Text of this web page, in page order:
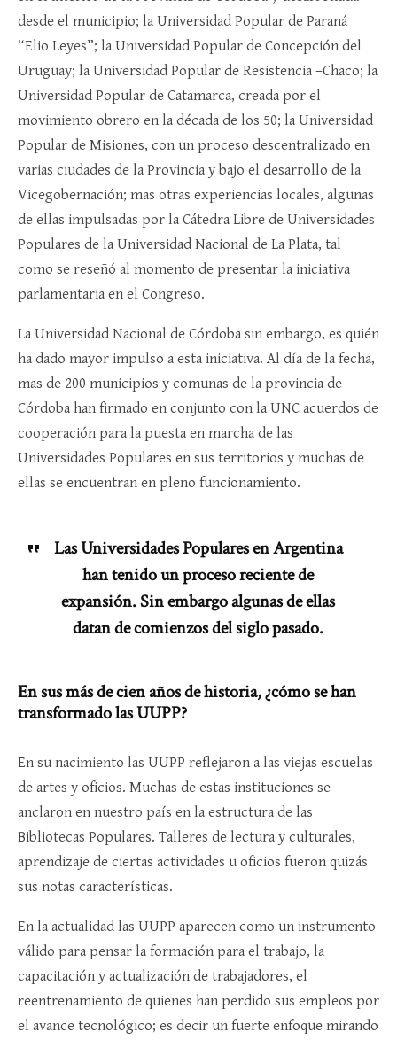
desde el municipio; la Universidad Popular de Paraná
“Elio Leyes”; la Universidad Popular de Concepción del
Uruguay; la Universidad Popular de Resistencia –Chaco; la
Universidad Popular de Catamarca, creada por el
movimiento obrero en la década de los 50; la Universidad
Popular de Misiones, con un proceso descentralizado en
varias ciudades de la Provincia y bajo el desarrollo de la
Vicegobernación; mas otras experiencias locales, algunas
de ellas impulsadas por la Cátedra Libre de Universidades
Populares de la Universidad Nacional de La Plata, tal
como se reseñó al momento de presentar la iniciativa
parlamentaria en el Congreso.
La Universidad Nacional de Córdoba sin embargo, es quién
ha dado mayor impulso a esta iniciativa. Al día de la fecha,
mas de 200 municipios y comunas de la provincia de
Córdoba han firmado en conjunto con la UNC acuerdos de
cooperación para la puesta en marcha de las
Universidades Populares en sus territorios y muchas de
ellas se encuentran en pleno funcionamiento.
Las Universidades Populares en Argentina
han tenido un proceso reciente de
expansión. Sin embargo algunas de ellas
datan de comienzos del siglo pasado.
En sus más de cien años de historia, ¿cómo se han
transformado las UUPP?
En su nacimiento las UUPP reflejaron a las viejas escuelas
de artes y oficios. Muchas de estas instituciones se
anclaron en nuestro país en la estructura de las
Bibliotecas Populares. Talleres de lectura y culturales,
aprendizaje de ciertas actividades u oficios fueron quizás
sus notas características.
En la actualidad las UUPP aparecen como un instrumento
válido para pensar la formación para el trabajo, la
capacitación y actualización de trabajadores, el
reentrenamiento de quienes han perdido sus empleos por
el avance tecnológico; es decir un fuerte enfoque mirando